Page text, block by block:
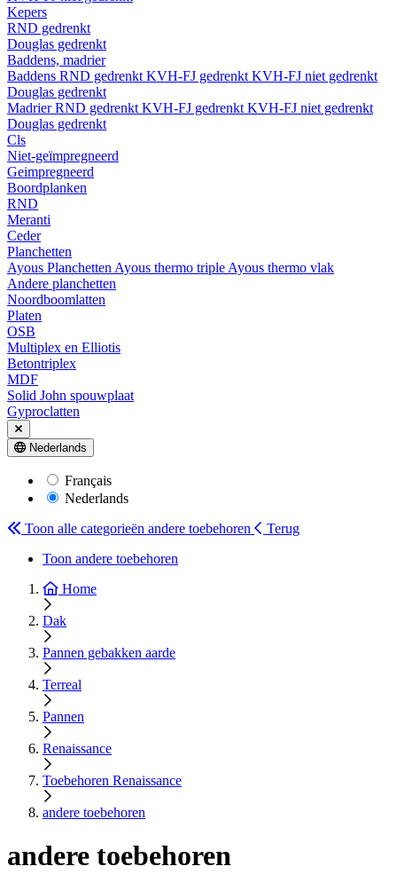
Kepers
RND gedrenkt
Douglas gedrenkt
Baddens, madrier
Baddens RND gedrenkt KVH-FJ gedrenkt KVH-FJ niet gedrenkt
Douglas gedrenkt
MadrierRND gedrenkt KVH-FJ gedrenkt KVH-FJ niet gedrenkt
Douglas gedrenkt
Cls
Niet-geïmpregneerd
Geimpregneerd
Boordplanken
RND
Meranti
Ceder
Planchetten
Ayous Planchetten Ayous thermo triple Ayous thermo vlak
Andere planchetten
Noordboomlatten
Platen
OSB
Multiplex en Elliotis
Betontriplex
MDF
Solid John spouwplaat
Gyproclatten
Nederlands
Français
Nederlands
Toon alle categorieën andere toebehoren
Terug
Toon andere toebehoren
Home
Dak
Pannen gebakken aarde
Terreal
Pannen
Renaissance
Toebehoren Renaissance
andere toebehoren
andere toebehoren